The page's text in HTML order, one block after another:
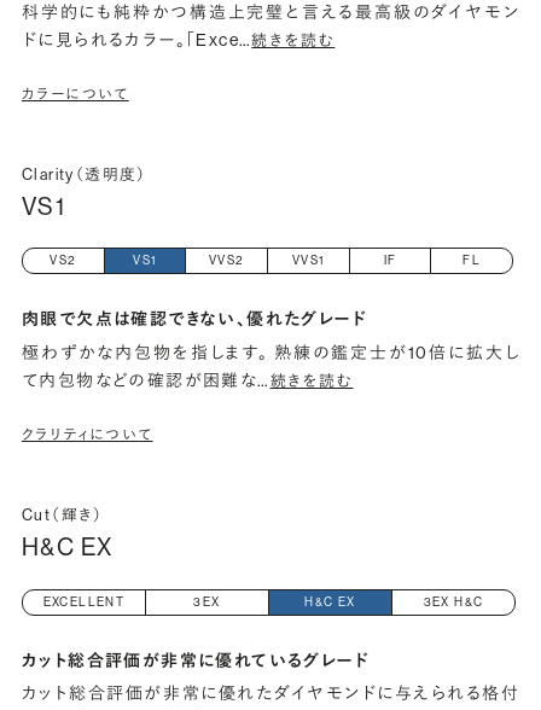
科学的にも純粋かつ構造上完璧と言える最高級のダイヤモン
ドに見られるカラー。「Exce…続きを読む
カラーについて
Clarity（透明度）
VS1
VS2 VS1 VVS2 VVS1 IF FL
肉眼で欠点は確認できない、優れたグレード
極わずかな内包物を指します。 熟練の鑑定士が10倍に拡大し
て内包物などの確認が困難な… 続きを読む
クラリティについて
Cut（輝き）
H&C EX
EXCELLENT 3EX H&C EX 3EX H&C
カット総合評価が非常に優れているグレード
カット総合評価が非常に優れたダイヤモンドに与えられる格付